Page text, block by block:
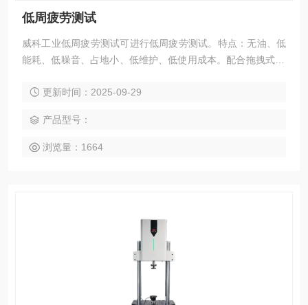
低周疲劳测试
威科工业低周疲劳测试可进行低周疲劳测试。特点：无油、低
能耗、低噪音、占地小、低维护、低使用成本。配合拖拽式Vo
测试场景并提供准确的测试结果。
更新时间：2025-09-29
产品型号：
浏览量：1664